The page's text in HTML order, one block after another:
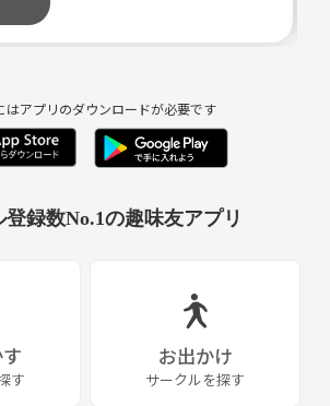
&日曜日)
に分かれた自主練習もしてますよ*
はアプリのダウンロードが必要です
録数No.1の趣味友アプリ
す
お出かけ
サークルを探す